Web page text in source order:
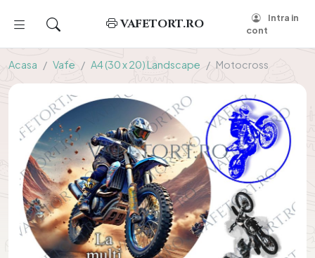
VAFETORT.RO
Intra in
cont
Acasa Vafe A4 (30 x 20) Landscape Motocross